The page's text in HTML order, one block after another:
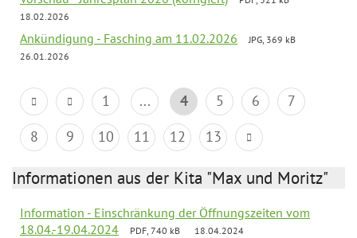
18.02.2026
Ankündigung - Fasching am 11.02.2026
JPG, 369 kB
26.01.2026
1 ... 4 5 6
7
8
9 10 11 12 13
Informationen aus der Kita "Max und Moritz"
Information - Einschränkung der Öffnungszeiten vom
18.04.-19.04.2024
PDF, 740 kB 18.04.2024